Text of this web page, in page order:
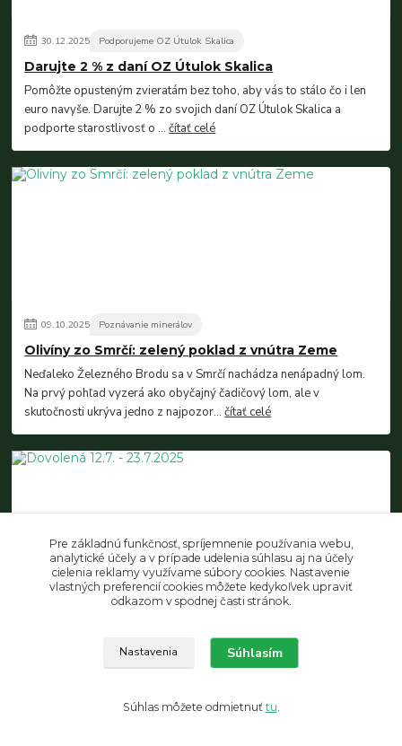
30.12.2025 Podporujeme OZ Útulok Skalica
Darujte 2 % z daní OZ Útulok Skalica
Pomôžte opusteným zvieratám bez toho, aby vás to stálo čo i len
euro navyše. Darujte 2 % zo svojich daní OZ Útulok Skalica a
podporte starostlivosť o ...čítať celé
09.10.2025 Poznávanie minerálov
Olivíny zo Smrčí: zelený poklad z vnútra Zeme
Neďaleko Železného Brodu sa v Smrčí nachádza nenápadný lom.
Na prvý pohľad vyzerá ako obyčajný čadičový lom, ale v
skutočnosti ukrýva jedno z najpozor...čítať celé
Novinky z Malachitovej skrinky
Přátelé, v době od 12.7. do 23.7.2025 bude e-shop žít vlastním
Pre základnú funkčnosť, spríjemnenie používania webu,
analytické účely a v prípade udelenia súhlasu aj na účely
cielenia reklamy využívame súbory cookies. Nastavenie
vlastných preferencií cookies môžete kedykoľvek upraviť
odkazom v spodnej časti stránok.
Nastavenia Súhlasím
Súhlas môžete odmietnuť tu.